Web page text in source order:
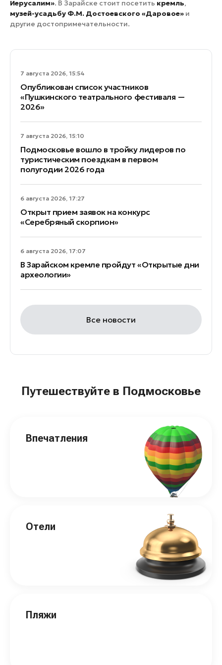
7 августа 2026, 15:54
Опубликован список участников
«Пушкинского театрального фестиваля —
2026»
7 августа 2026, 15:10
Подмосковье вошло в тройку лидеров по
туристическим поездкам в первом
полугодии 2026 года
6 августа 2026, 17:27
Открыт прием заявок на конкурс
«Серебряный скорпион»
6 августа 2026, 17:07
В Зарайском кремле пройдут «Открытые дни
археологии»
Все новости
Иерусалим». В Зарайске стоит посетить кремль,
музей-усадьбу Ф.М. Достоевского «Даровое» и
другие достопримечательности.
Путешествуйте в Подмосковье
Впечатления
Отели
Пляжи